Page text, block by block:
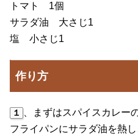
トマト 1個
サラダ油 大さじ1
塩 小さじ1
作り方
１ 、まずはスパイスカレー
フライパンにサラダ油を熱